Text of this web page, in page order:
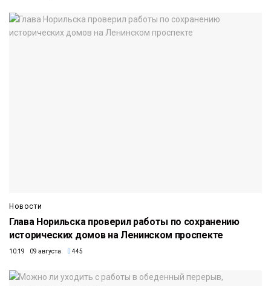
Новости
Глава Норильска проверил работы по сохранению
исторических домов на Ленинском проспекте
10:19 09 августа 445